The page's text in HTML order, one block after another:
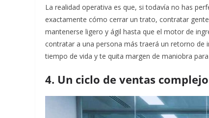
La realidad operativa es que, si todavía no has
exactamente cómo cerrar un trato, contratar
mantenerse ligero y ágil hasta que el motor de
contratar a una persona más traerá un retorno de
tiempo de vida y te quita margen de maniobra
4. Un ciclo de ventas